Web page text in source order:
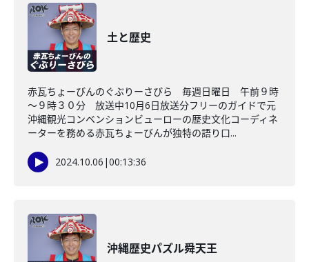
土と歴史
赤瓦ちょーびんのぐぶりーさびら 毎週日曜日 午前９時
～９時３０分 放送中10月6日放送分フリーのガイドで元
沖縄観光コンベンションビューローの歴史文化コーディネ
ーターを務める赤瓦ちょーびんが独特の語り口...
2024.10.06 |00:13:36
沖縄歴史パズル舜天王